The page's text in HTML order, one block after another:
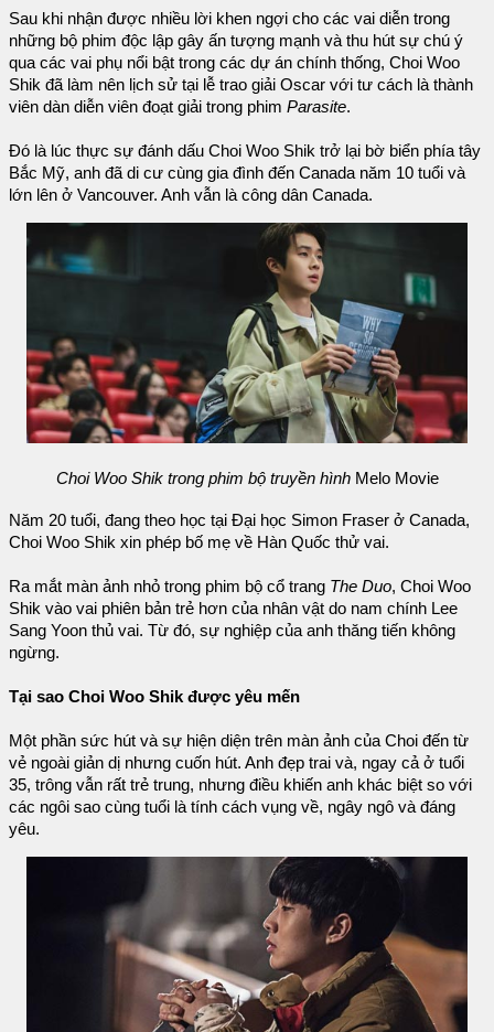
Sau khi nhận được nhiều lời khen ngợi cho các vai diễn trong
những bộ phim độc lập gây ấn tượng mạnh và thu hút sự chú ý
qua các vai phụ nổi bật trong các dự án chính thống, Choi Woo
Shik đã làm nên lịch sử tại lễ trao giải Oscar với tư cách là thành
viên dàn diễn viên đoạt giải trong phim Parasite.
Đó là lúc thực sự đánh dấu Choi Woo Shik trở lại bờ biển phía tây
Bắc Mỹ, anh đã di cư cùng gia đình đến Canada năm 10 tuổi và
lớn lên ở Vancouver. Anh vẫn là công dân Canada.
Choi Woo Shik trong phim bộ truyền hìnhMelo Movie
Năm 20 tuổi, đang theo học tại Đại học Simon Fraser ở Canada,
Choi Woo Shik xin phép bố mẹ về Hàn Quốc thử vai.
Ra mắt màn ảnh nhỏ trong phim bộ cổ trang The Duo, Choi Woo
Shik vào vai phiên bản trẻ hơn của nhân vật do nam chính Lee
Sang Yoon thủ vai. Từ đó, sự nghiệp của anh thăng tiến không
ngừng.
Tại sao Choi Woo Shik được yêu mến
Một phần sức hút và sự hiện diện trên màn ảnh của Choi đến từ
vẻ ngoài giản dị nhưng cuốn hút. Anh đẹp trai và, ngay cả ở tuổi
35, trông vẫn rất trẻ trung, nhưng điều khiến anh khác biệt so với
các ngôi sao cùng tuổi là tính cách vụng về, ngây ngô và đáng
yêu.